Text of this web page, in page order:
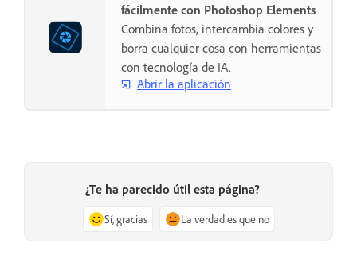
fácilmente con Photoshop Elements
Combina fotos, intercambia colores y
borra cualquier cosa con herramientas
con tecnología de IA.
Abrir la aplicación
¿Te ha parecido útil esta página?
Sí, gracias La verdad es que no